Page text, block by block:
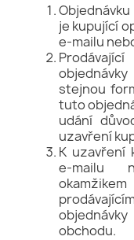
je kupující
e-mailu
stejnou
tuto
udání
uzavření
K uzavření
e-mailu
obchodu.